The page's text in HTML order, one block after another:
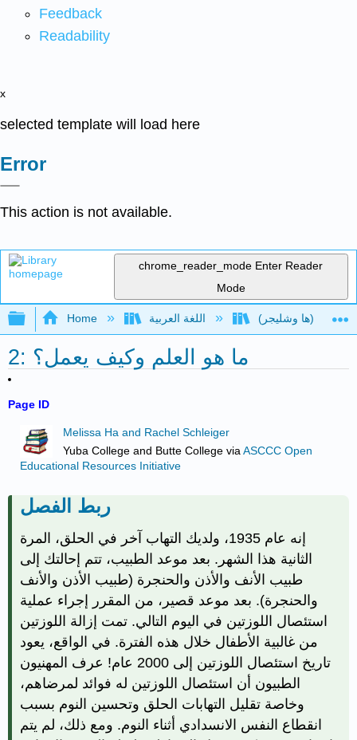
Feedback
Readability
x
selected template will load here
Error
This action is not available.
chrome_reader_mode Enter Reader
Mode
Expand/collapse global hierarchy
Home
2: ما هو العلم وكيف يعمل؟
Page ID
Melissa Ha and Rachel Schleiger
Yuba College and Butte College viaASCCC Open
Educational Resources Initiative
ربط الفصل
إنه عام 1935، ولديك التهاب آخر في الحلق، المرة
الثانية هذا الشهر. بعد موعد الطبيب، تتم إحالتك إلى
طبيب الأنف والأذن والحنجرة (طبيب الأذن والأنف
والحنجرة). بعد موعد قصير، من المقرر إجراء عملية
استئصال اللوزتين في اليوم التالي. تمت إزالة اللوزتين
من غالبية الأطفال خلال هذه الفترة. في الواقع، يعود
تاريخ استئصال اللوزتين إلى 2000 عام! عرف المهنيون
الطبيون أن استئصال اللوزتين له فوائد لمرضاهم،
وخاصة تقليل التهابات الحلق وتحسين النوم بسبب
انقطاع النفس الانسدادي أثناء النوم. ومع ذلك، لم يتم